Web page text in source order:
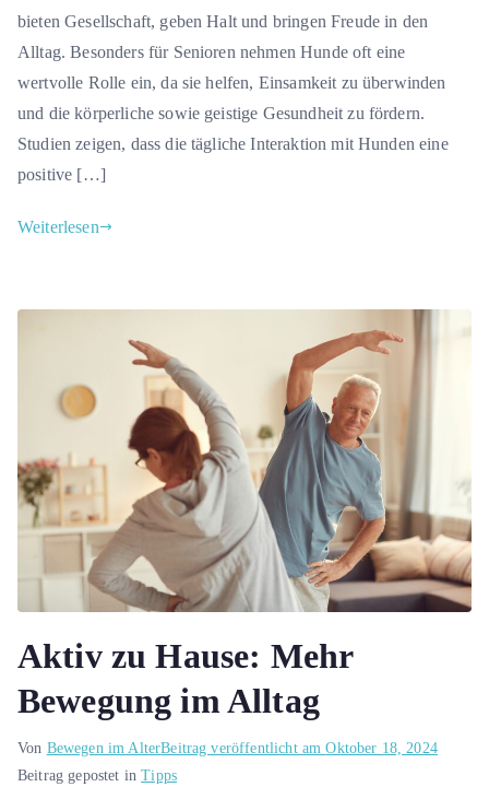
bieten Gesellschaft, geben Halt und bringen Freude in den
Alltag. Besonders für Senioren nehmen Hunde oft eine
wertvolle Rolle ein, da sie helfen, Einsamkeit zu überwinden
und die körperliche sowie geistige Gesundheit zu fördern.
Studien zeigen, dass die tägliche Interaktion mit Hunden eine
positive […]
Weiterlesen
Aktiv zu Hause: Mehr
Bewegung im Alltag
Von Bewegen im AlterBeitrag veröffentlicht amOktober 18, 2024
Beitrag gepostet inTipps